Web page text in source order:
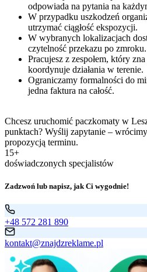
odpowiada na pytania na
W przypadku uszkodzeń
utrzymać ciągłość ekspozycji.
W wybranych lokalizacjach
czytelność przekazu po zmroku.
Pracujesz z zespołem, który
koordynuje działania w terenie.
Ograniczamy formalności do
jedna faktura na całość.
Chcesz uruchomić paczkomaty w
punktach? Wyślij zapytanie –
propozycją terminu.
15+
doświadczonych specjalistów
Zadzwoń lub napisz, jak Ci wygodnie!
+48 572 281 890
kontakt@znajdzreklame.pl